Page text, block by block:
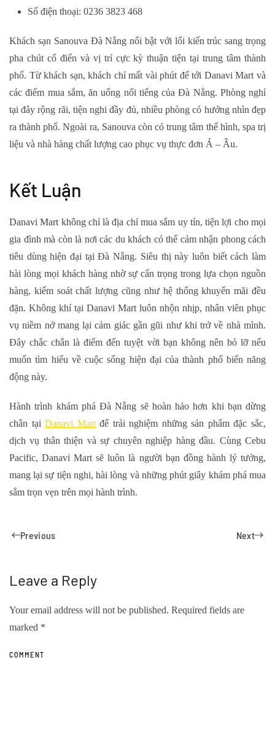
Số điện thoại: 0236 3823 468
Khách sạn Sanouva Đà Nẵng nổi bật với lối kiến trúc sang trọng
pha chút cổ điển và vị trí cực kỳ thuận tiện tại trung tâm thành
phố. Từ khách sạn, khách chỉ mất vài phút để tới Danavi Mart và
các điểm mua sắm, ăn uống nổi tiếng của Đà Nẵng. Phòng nghỉ
tại đây rộng rãi, tiện nghi đầy đủ, nhiều phòng có hướng nhìn đẹp
ra thành phố. Ngoài ra, Sanouva còn có trung tâm thể hình, spa trị
liệu và nhà hàng chất lượng cao phục vụ thực đơn Á – Âu.
Kết Luận
Danavi Mart không chỉ là địa chỉ mua sắm uy tín, tiện lợi cho mọi
gia đình mà còn là nơi các du khách có thể cảm nhận phong cách
tiêu dùng hiện đại tại Đà Nẵng. Siêu thị này luôn biết cách làm
hài lòng mọi khách hàng nhờ sự cẩn trọng trong lựa chọn nguồn
hàng, kiểm soát chất lượng cũng như hệ thống khuyến mãi đều
đặn. Không khí tại Danavi Mart luôn nhộn nhịp, nhân viên phục
vụ niềm nở mang lại cảm giác gần gũi như khi trở về nhà mình.
Đây chắc chắn là điểm đến tuyệt vời bạn không nên bỏ lỡ nếu
muốn tìm hiểu về cuộc sống hiện đại của thành phố biển năng
động này.
Hành trình khám phá Đà Nẵng sẽ hoàn hảo hơn khi bạn dừng
chân tạiDanavi Martđể trải nghiệm những sản phẩm đặc sắc,
dịch vụ thân thiện và sự chuyên nghiệp hàng đầu. Cùng Cebu
Pacific, Danavi Mart sẽ luôn là người bạn đồng hành lý tưởng,
mang lại sự tiện nghi, hài lòng và những phút giây khám phá mua
sắm trọn vẹn trên mọi hành trình.
Previous Next
Leave a Reply
Your email address will not be published. Required fields are
marked *
COMMENT